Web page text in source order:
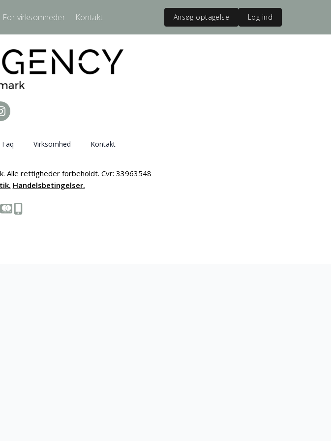
For virksomheder Kontakt Ansøg optagelse Log ind
Faq Virksomhed Kontakt
Alle rettigheder forbeholdt. Cvr: 33963548
Handelsbetingelser.